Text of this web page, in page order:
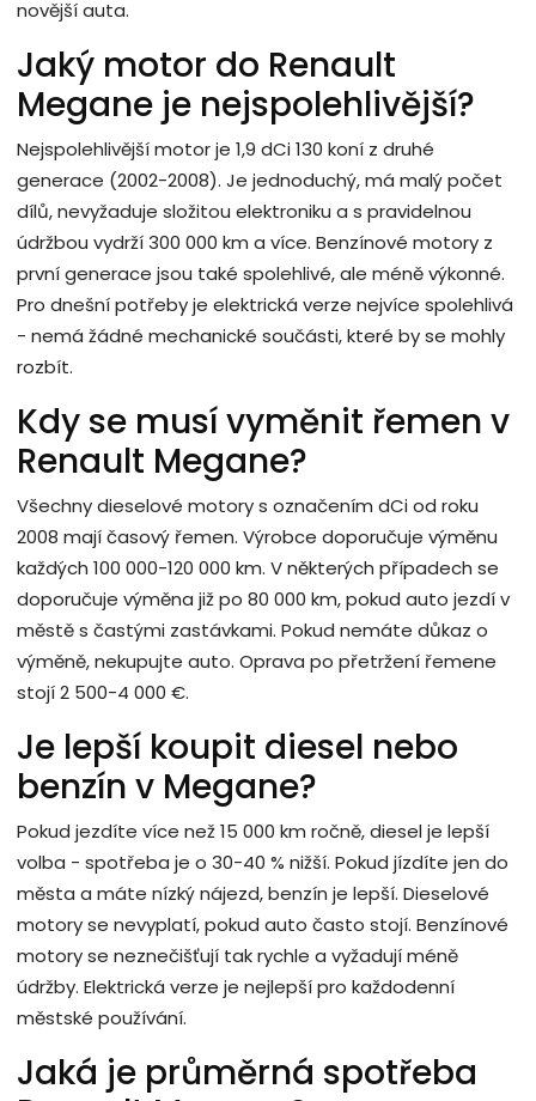
novější auta.
Jaký motor do Renault
Megane je nejspolehlivější?
Nejspolehlivější motor je 1,9 dCi 130 koní z druhé
generace (2002-2008). Je jednoduchý, má malý počet
dílů, nevyžaduje složitou elektroniku a s pravidelnou
údržbou vydrží 300 000 km a více. Benzínové motory z
první generace jsou také spolehlivé, ale méně výkonné.
Pro dnešní potřeby je elektrická verze nejvíce spolehlivá
- nemá žádné mechanické součásti, které by se mohly
rozbít.
Kdy se musí vyměnit řemen v
Renault Megane?
Všechny dieselové motory s označením dCi od roku
2008 mají časový řemen. Výrobce doporučuje výměnu
každých 100 000-120 000 km. V některých případech se
doporučuje výměna již po 80 000 km, pokud auto jezdí v
městě s častými zastávkami. Pokud nemáte důkaz o
výměně, nekupujte auto. Oprava po přetržení řemene
stojí 2 500-4 000 €.
Je lepší koupit diesel nebo
benzín v Megane?
Pokud jezdíte více než 15 000 km ročně, diesel je lepší
volba - spotřeba je o 30-40 % nižší. Pokud jízdíte jen do
města a máte nízký nájezd, benzín je lepší. Dieselové
motory se nevyplatí, pokud auto často stojí. Benzínové
motory se neznečišťují tak rychle a vyžadují méně
údržby. Elektrická verze je nejlepší pro každodenní
městské používání.
Jaká je průměrná spotřeba